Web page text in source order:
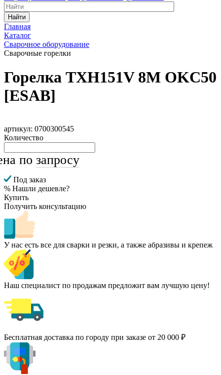
Найти
Главная
Каталог
Сварочное оборудование
Сварочные горелки
Горелка TXH151V 8M OKC50
[ESAB]
артикул: 0700300545
Количество
по запросу
Под заказ
% Нашли дешевле?
Купить
Получить консультацию
У нас есть все для сварки и резки, а также абразивы и крепеж
Наш специалист по продажам предложит вам лучшую цену!
Бесплатная доставка по городу при заказе от 20 000 ₽